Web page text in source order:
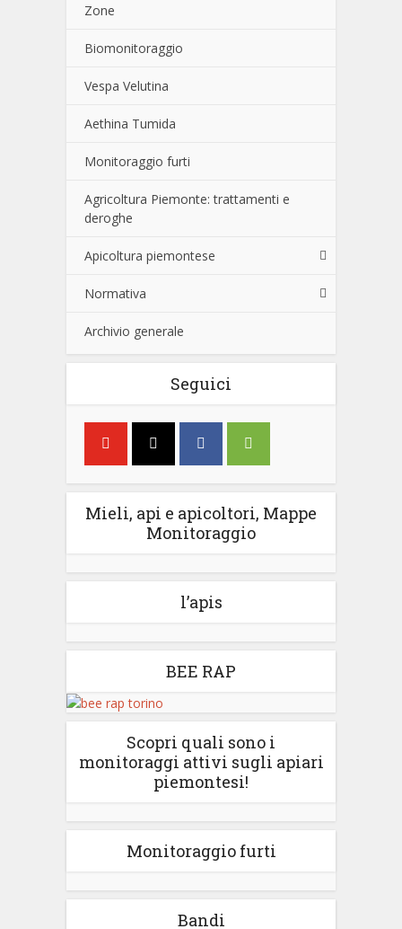
Zone
Biomonitoraggio
Vespa Velutina
Aethina Tumida
Monitoraggio furti
Agricoltura Piemonte: trattamenti e
deroghe
Apicoltura piemontese
Normativa
Archivio generale
Seguici
Mieli, api e apicoltori, Mappe
Monitoraggio
l’apis
BEE RAP
Scopri quali sono i
monitoraggi attivi sugli apiari
piemontesi!
Monitoraggio furti
Bandi